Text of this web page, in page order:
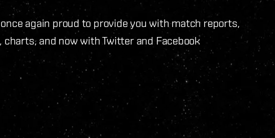
again proud to provide you with match reports,
and now with Twitter and Facebook